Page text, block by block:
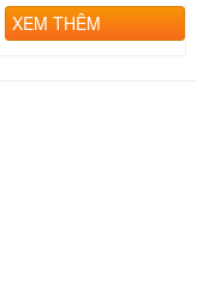
XEM THÊM